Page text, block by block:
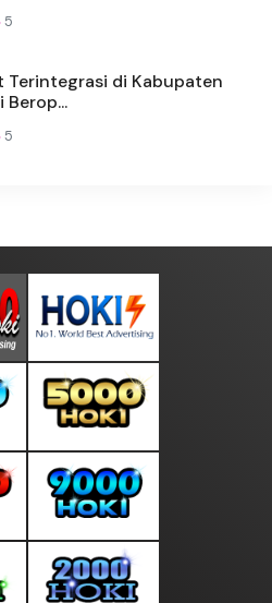
5
Terintegrasi di Kabupaten
Berop...
5